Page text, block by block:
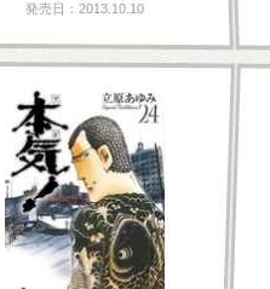
発売日：2013.10.10